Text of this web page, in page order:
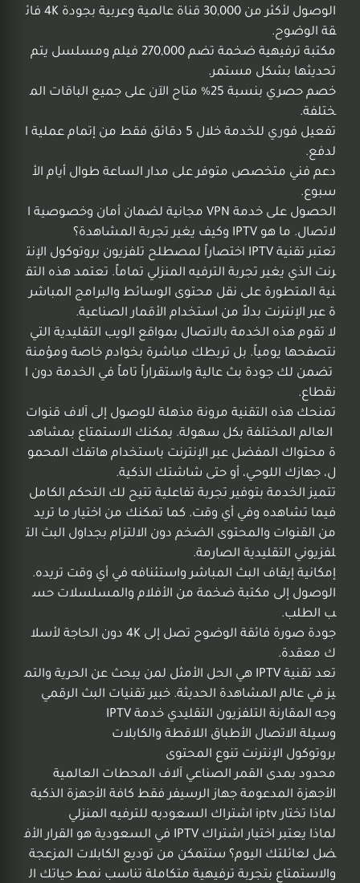
الوصول لأكثر من 30,000 قناة عالمية وعربية بجودة 4K فائ
قة الوضوح.
مكتبة ترفيهية ضخمة تضم 270,000 فيلم ومسلسل يتم
تحديثها بشكل مستمر.
خصم حصري بنسبة 25% متاح الآن على جميع الباقات الم
ختلفة.
تفعيل فوري للخدمة خلال 5 دقائق فقط من إتمام عملية ا
لدفع.
دعم فني متخصص متوفر على مدار الساعة طوال أيام الأ
سبوع.
الحصول على خدمة VPN مجانية لضمان أمان وخصوصية ا
لاتصال. ما هو IPTV وكيف يغير تجربة المشاهدة؟
تعتبر تقنية IPTV اختصاراً لمصطلح تلفزيون بروتوكول الإنت
رنت الذي يغير تجربة الترفيه المنزلي تماماً. تعتمد هذه التق
نية المتطورة على نقل محتوى الوسائط والبرامج المباشر
ة عبر الإنترنت بدلاً من استخدام الأقمار الصناعية.
لا تقوم هذه الخدمة بالاتصال بمواقع الويب التقليدية التي
نتصفحها يومياً. بل تربطك مباشرة بخوادم خاصة ومؤمنة
تضمن لك جودة بث عالية واستقراراً تاماً في الخدمة دون ا
نقطاع.
تمنحك هذه التقنية مرونة مذهلة للوصول إلى آلاف قنوات
العالم المختلفة بكل سهولة. يمكنك الاستمتاع بمشاهد
ة محتواك المفضل عبر الإنترنت باستخدام هاتفك المحمو
ل، جهازك اللوحي، أو حتى شاشتك الذكية.
تتميز الخدمة بتوفير تجربة تفاعلية تتيح لك التحكم الكامل
فيما تشاهده وفي أي وقت. كما تمكنك من اختيار ما تريد
من القنوات والمحتوى الضخم دون الالتزام بجداول البث الت
لفزيوني التقليدية الصارمة.
إمكانية إيقاف البث المباشر واستئنافه في أي وقت تريده.
الوصول إلى مكتبة ضخمة من الأفلام والمسلسلات حس
ب الطلب.
جودة صورة فائقة الوضوح تصل إلى 4K دون الحاجة لأسلا
ك معقدة.
تعد تقنية IPTV هي الحل الأمثل لمن يبحث عن الحرية والتم
يز في عالم المشاهدة الحديثة. خبير تقنيات البث الرقمي
وجه المقارنة التلفزيون التقليدي خدمة IPTV
وسيلة الاتصال الأطباق اللاقطة والكابلات
بروتوكول الإنترنت تنوع المحتوى
محدود بمدى القمر الصناعي آلاف المحطات العالمية
الأجهزة المدعومة جهاز الرسيفر فقط كافة الأجهزة الذكية
لماذا تختار iptv اشتراك السعوديه للترفيه المنزلي
لماذا يعتبر اختيار اشتراك IPTV في السعودية هو القرار الأف
ضل لعائلتك اليوم؟ ستتمكن من توديع الكابلات المزعجة
والاستمتاع بتجربة ترفيهية متكاملة تناسب نمط حياتك ال